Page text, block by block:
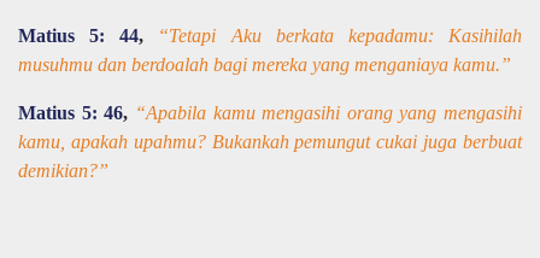
Matius 5: 44, “Tetapi Aku berkata kepadamu: Kasihilah
musuhmu dan berdoalah bagi mereka yang menganiaya kamu.”
Matius 5: 46, “Apabila kamu mengasihi orang yang mengasihi
kamu, apakah upahmu? Bukankah pemungut cukai juga berbuat
demikian?”